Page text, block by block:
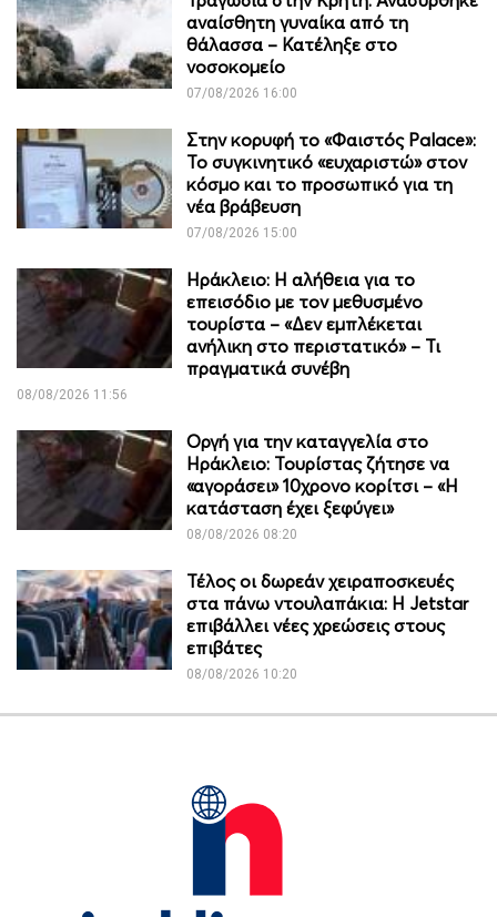
αναίσθητη γυναίκα από τη
θάλασσα – Κατέληξε στο
νοσοκομείο
07/08/2026 16:00
Στην κορυφή το «Φαιστός Palace»:
Το συγκινητικό «ευχαριστώ» στον
κόσμο και το προσωπικό για τη
νέα βράβευση
07/08/2026 15:00
Ηράκλειο: Η αλήθεια για το
επεισόδιο με τον μεθυσμένο
τουρίστα – «Δεν εμπλέκεται
ανήλικη στο περιστατικό» – Τι
πραγματικά συνέβη
08/08/2026 11:56
Οργή για την καταγγελία στο
Ηράκλειο: Τουρίστας ζήτησε να
«αγοράσει» 10χρονο κορίτσι – «Η
κατάσταση έχει ξεφύγει»
08/08/2026 08:20
Τέλος οι δωρεάν χειραποσκευές
στα πάνω ντουλαπάκια: Η Jetstar
επιβάλλει νέες χρεώσεις στους
επιβάτες
08/08/2026 10:20